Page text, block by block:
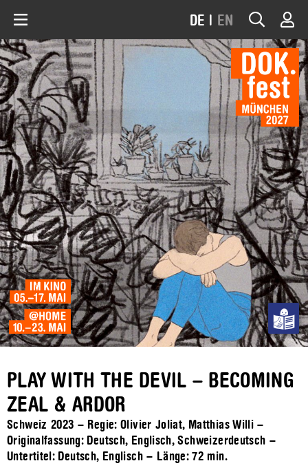
DE | EN
PLAY WITH THE DEVIL – BECOMING
ZEAL & ARDOR
Schweiz 2023 – Regie: Olivier Joliat, Matthias Willi –
Originalfassung: Deutsch, Englisch, Schweizerdeutsch –
Untertitel: Deutsch, Englisch – Länge:72 min.